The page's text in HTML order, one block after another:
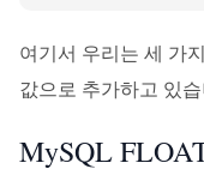
여기서 우리는 세 가
값으로 추가하고 있
MySQL